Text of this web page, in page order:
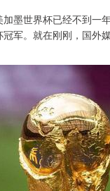
墨世界杯已经不到一
军。就在刚刚，国外